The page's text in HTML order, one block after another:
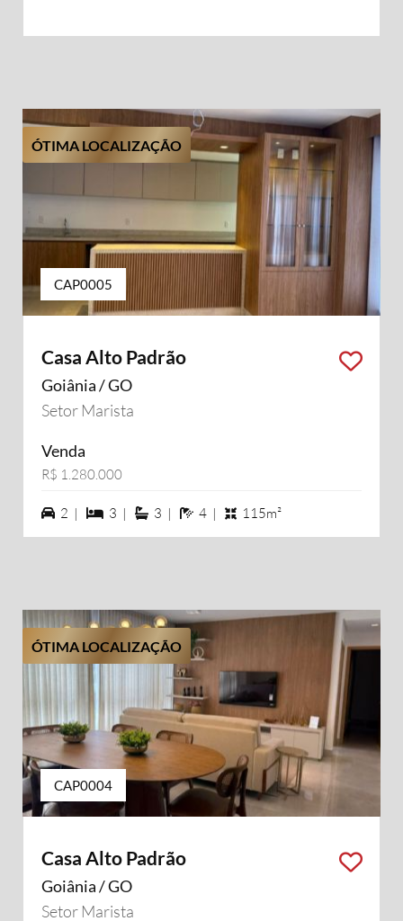
ÓTIMA LOCALIZAÇÃO
CAP0005
Casa Alto Padrão
Goiânia / GO
Setor Marista
Venda
R$ 1.280.000
2 vagas na garagem
2 | 3 dormiórios
3 | 3 suítes
3 | 4 banheiros
4 | 115m²
ÓTIMA LOCALIZAÇÃO
CAP0004
Casa Alto Padrão
Goiânia / GO
Setor Marista